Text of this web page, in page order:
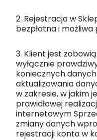
2. Rejestracja w
bezpłatna i
3. Klient jest
wyłącznie
koniecznych
aktualizowania
w zakresie, w jakim
prawidłowej
internetowym
zmiany danych
rejestracji konta w